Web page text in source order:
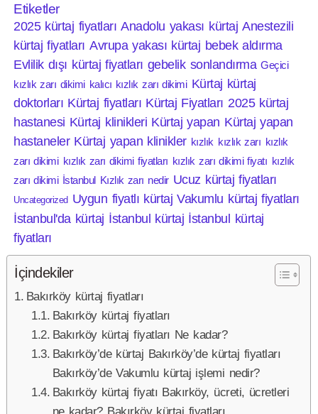
Etiketler
2025 kürtaj fiyatları Anadolu yakası kürtaj Anestezili
kürtaj fiyatları Avrupa yakası kürtaj bebek aldırma
Evlilik dışı kürtaj fiyatları gebelik sonlandırma Geçici
kızlık zarı dikimi kalıcı kızlık zarı dikimi Kürtaj kürtaj
doktorları Kürtaj fiyatları Kürtaj Fiyatları 2025 kürtaj
hastanesi Kürtaj klinikleri Kürtaj yapan Kürtaj yapan
hastaneler Kürtaj yapan klinikler kızlık kızlık zarı kızlık
zarı dikimi kızlık zarı dikimi fiyatları kızlık zarı dikimi fiyatı kızlık
zarı dikimi İstanbul Kızlık zarı nedir Ucuz kürtaj fiyatları
Uncategorized Uygun fiyatlı kürtaj Vakumlu kürtaj fiyatları
İstanbul'da kürtaj İstanbul kürtaj İstanbul kürtaj
fiyatları
İçindekiler
Bakırköy kürtaj fiyatları
Bakırköy kürtaj fiyatları
Bakırköy kürtaj fiyatları Ne kadar?
Bakırköy’de kürtaj Bakırköy’de kürtaj fiyatları
Bakırköy’de Vakumlu kürtaj işlemi nedir?
Bakırköy kürtaj fiyatı Bakırköy, ücreti, ücretleri
ne kadar? Bakırköy kürtaj fiyatları